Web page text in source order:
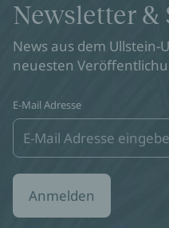
Newsletter &
News aus dem Ullstein-
neuesten
E-Mail Adresse
Anmelden